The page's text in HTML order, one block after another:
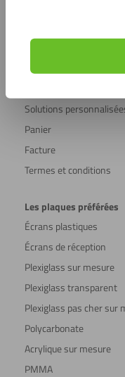
À propos de
Solutions
Panier
Facture
Termes et conditions
Les plaques préférées
Écrans plastiques
Écrans de réception
Plexiglass sur mesure
Plexiglass transparent
Plexiglass pas cher sur
Polycarbonate
Acrylique sur mesure
PMMA